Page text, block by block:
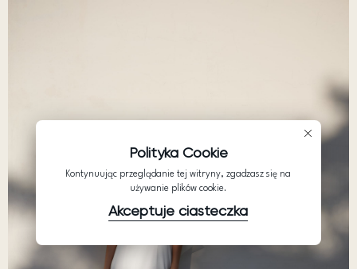
Polityka Cookie
Kontynuując przeglądanie tej witryny, zgadzasz się na
używanie plików cookie.
Akceptuje ciasteczka